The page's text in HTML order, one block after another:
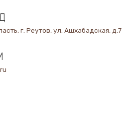
г. Реутов, ул. Ашхабадская, д.7